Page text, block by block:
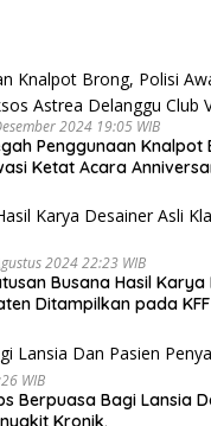
2024 19:05 WIB
Penggunaan Knalpot
Ketat Acara
2024 22:23 WIB
Busana Hasil Karya
Ditampilkan pada
WIB
Berpuasa Bagi Lansia
Kronik.